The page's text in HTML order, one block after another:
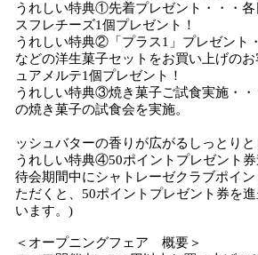
うれしい特典①先着プレゼント・・・
スフレチーズ1個プレゼント！
うれしい特典②「プラス1」プレゼント
などの洋生菓子セットをお買い上げの
ュアメルテ1個プレゼント！
うれしい特典③焼き菓子ご試食実施・
の焼き菓子の試食会を実施。
うみたて卵
ッシュバターの香りが広がるしっとりと
うれしい特典④50ポイントプレゼント
待会期間中にシャトレーゼクラブポイ
ただくと、50ポイントプレゼント券を
います。)
＜オープニングフェア 概要＞